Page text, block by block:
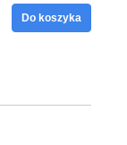
Do koszyka